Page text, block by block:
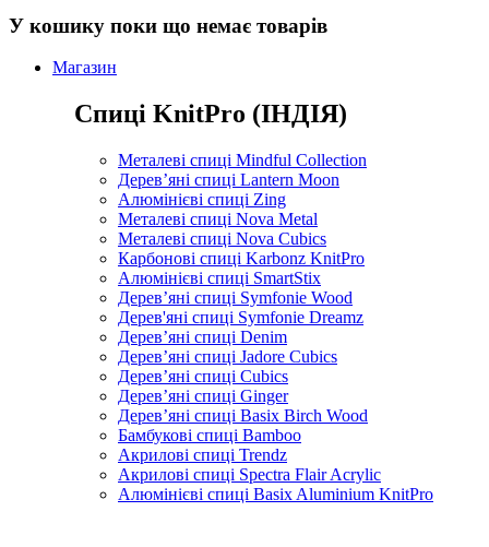
У кошику поки що немає товарів
Магазин
Спиці KnitPro (ІНДІЯ)
Металеві спиці Mindful Collection
Дерев’яні спиці Lantern Moon
Алюмінієві спиці Zing
Металеві спиці Nova Metal
Металеві спиці Nova Cubics
Карбонові спиці Karbonz KnitPro
Алюмінієві спиці SmartStix
Дерев’яні спиці Symfonie Wood
Дерев'яні спиці Symfonie Dreamz
Дерев’яні спиці Denim
Дерев’яні спиці Jadore Cubics
Дерев’яні спиці Cubics
Дерев’яні спиці Ginger
Дерев’яні спиці Basix Birch Wood
Бамбукові спиці Bamboo
Акрилові спиці Trendz
Акрилові спиці Spectra Flair Acrylic
Алюмінієві спиці Basix Aluminium KnitPro